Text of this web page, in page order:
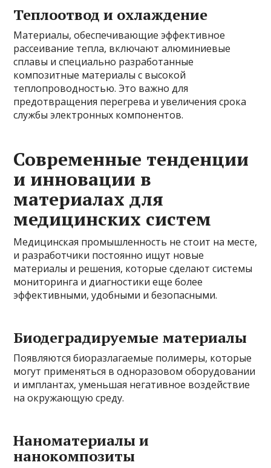
Теплоотвод и охлаждение
Материалы, обеспечивающие эффективное
рассеивание тепла, включают алюминиевые
сплавы и специально разработанные
композитные материалы с высокой
теплопроводностью. Это важно для
предотвращения перегрева и увеличения срока
службы электронных компонентов.
Современные тенденции
и инновации в
материалах для
медицинских систем
Медицинская промышленность не стоит на месте,
и разработчики постоянно ищут новые
материалы и решения, которые сделают системы
мониторинга и диагностики еще более
эффективными, удобными и безопасными.
Биодеградируемые материалы
Появляются биоразлагаемые полимеры, которые
могут применяться в одноразовом оборудовании
и имплантах, уменьшая негативное воздействие
на окружающую среду.
Наноматериалы и
нанокомпозиты